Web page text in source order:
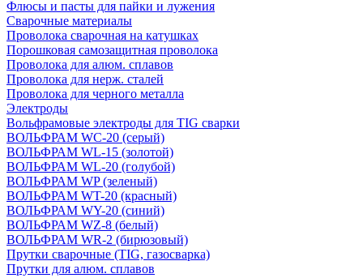
Флюсы и пасты для пайки и лужения
Сварочные материалы
Проволока сварочная на катушках
Порошковая самозащитная проволока
Проволока для алюм. сплавов
Проволока для нерж. сталей
Проволока для черного металла
Электроды
Вольфрамовые электроды для TIG сварки
ВОЛЬФРАМ WC-20 (серый)
ВОЛЬФРАМ WL-15 (золотой)
ВОЛЬФРАМ WL-20 (голубой)
ВОЛЬФРАМ WP (зеленый)
ВОЛЬФРАМ WT-20 (красный)
ВОЛЬФРАМ WY-20 (синий)
ВОЛЬФРАМ WZ-8 (белый)
ВОЛЬФРАМ WR-2 (бирюзовый)
Прутки сварочные (TIG, газосварка)
Прутки для алюм. сплавов